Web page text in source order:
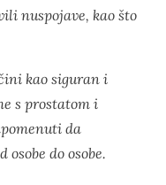
nuspojave, kao što
kao siguran i
s prostatom i
da
do osobe.